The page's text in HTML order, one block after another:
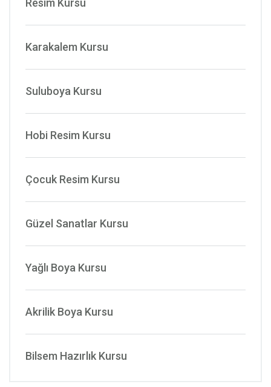
Resim Kursu
Karakalem Kursu
Suluboya Kursu
Hobi Resim Kursu
Çocuk Resim Kursu
Güzel Sanatlar Kursu
Yağlı Boya Kursu
Akrilik Boya Kursu
Bilsem Hazırlık Kursu